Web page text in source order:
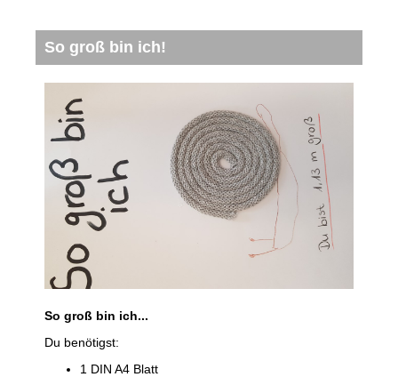
So groß bin ich!
So groß bin ich...
Du benötigst:
1 DIN A4 Blatt